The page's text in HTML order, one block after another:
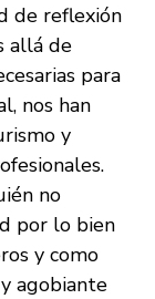
de reflexión
allá de
para
nos han
y
no
por lo bien
y como
agobiante